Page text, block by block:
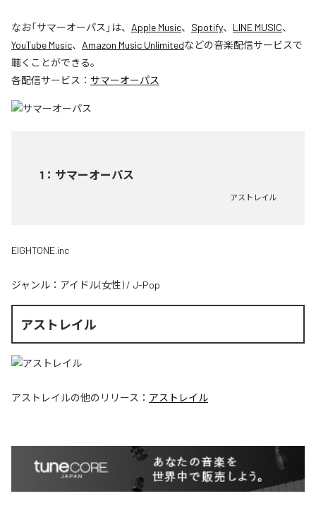
なお「サマーオーパス 」は、 Apple Music、 Spotify、 LINE MUSIC、
YouTube Music、 Amazon Music Unlimitedなどの音楽配信サービスで
聴くことができる。
各配信サービス： サマーオーパス
1 ： サマーオーパス
アストレイル
EIGHTONE.inc
ジャンル： アイドル(女性) / J-Pop
アストレイル
アストレイルの他のリリース： アストレイル